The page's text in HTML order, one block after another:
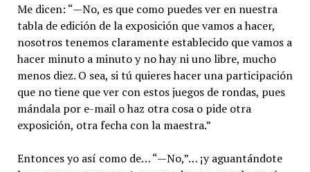
Me dicen: “—No, es que como puedes ver en nuestra
tabla de edición de la exposición que vamos a hacer,
nosotros tenemos claramente establecido que vamos a
hacer minuto a minuto y no hay ni uno libre, mucho
menos diez. O sea, si tú quieres hacer una participación
que no tiene que ver con estos juegos de rondas, pues
mándala por e-mail o haz otra cosa o pide otra
exposición, otra fecha con la maestra.”
Entonces yo así como de… “—No,”… ¡y aguantándote